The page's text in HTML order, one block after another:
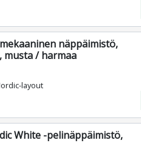
näppäimistö,
musta / harmaa
layout
White -pelinäppäimistö,